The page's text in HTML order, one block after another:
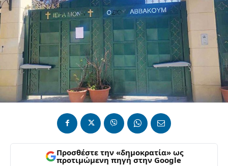
Προσθέστε την «δημοκρατία» ως
προτιμώμενη πηγή στην Google